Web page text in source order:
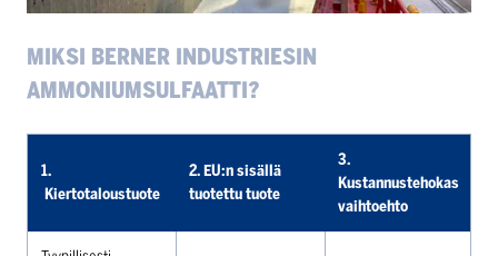
MIKSI BERNER INDUSTRIESIN
AMMONIUMSUL­FAATTI?
1.
Kiertotaloustuote
2. EU:n sisällä
tuotettu tuote
3.
Kustannustehokas
vaihtoehto